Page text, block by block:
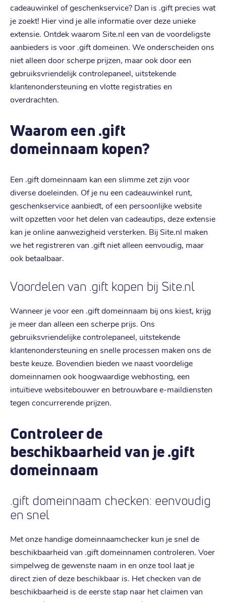
cadeauwinkel of geschenkservice? Dan is .gift precies wat
je zoekt! Hier vind je alle informatie over deze unieke
extensie. Ontdek waarom Site.nl een van de voordeligste
aanbieders is voor .gift domeinen. We onderscheiden ons
niet alleen door scherpe prijzen, maar ook door een
gebruiksvriendelijk controlepaneel, uitstekende
klantenondersteuning en vlotte registraties en
overdrachten.
Waarom een .gift
domeinnaam kopen?
Een .gift domeinnaam kan een slimme zet zijn voor
diverse doeleinden. Of je nu een cadeauwinkel runt,
geschenkservice aanbiedt, of een persoonlijke website
wilt opzetten voor het delen van cadeautips, deze extensie
kan je online aanwezigheid versterken. Bij Site.nl maken
we het registreren van .gift niet alleen eenvoudig, maar
ook betaalbaar.
Voordelen van .gift kopen bij Site.nl
Wanneer je voor een .gift domeinnaam bij ons kiest, krijg
je meer dan alleen een scherpe prijs. Ons
gebruiksvriendelijke controlepaneel, uitstekende
klantenondersteuning en snelle processen maken ons de
beste keuze. Bovendien bieden we naast voordelige
domeinnamen ook hoogwaardige webhosting, een
intuïtieve websitebouwer en betrouwbare e-maildiensten
tegen concurrerende prijzen.
Controleer de
beschikbaarheid van je .gift
domeinnaam
.gift domeinnaam checken: eenvoudig
en snel
Met onze handige domeinnaamchecker kun je snel de
beschikbaarheid van .gift domeinnamen controleren. Voer
simpelweg de gewenste naam in en onze tool laat je
direct zien of deze beschikbaar is. Het checken van de
beschikbaarheid is de eerste stap naar het claimen van